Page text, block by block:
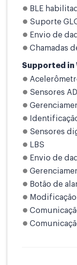
BLE
Suporte
Envio de
Chamadas
Supported in
Sensores
Sensores
LBS
Envio de
Botão de